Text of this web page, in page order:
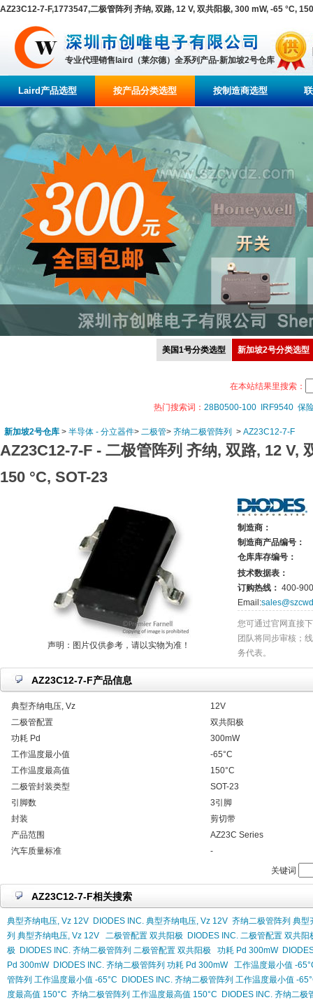
AZ23C12-7-F,1773547,二极管阵列 齐纳, 双路, 12 V, 双共阳极, 300 mW, -65 °C,
专业代理销售laird（莱尔德）全系列产品-新加坡2号仓库
Laird产品选型 按产品分类选型 按制造商选型
美国1号分类选型 新加坡2号分类选型
在本站结果里搜索：
热门搜索词： 28B0500-100 IRF9540 保
新加坡2号仓库 > 半导体 - 分立器件> 二极管> 齐纳二极管阵列 > AZ23C12-7-F
AZ23C12-7-F - 二极管阵列 齐纳, 双路, 12 V,
150 °C, SOT-23
声明：图片仅供参考，请以实物为准！
制造商：
制造商产品编号：
仓库库存编号：
技术数据表：
订购热线： 400-
Email:
您可通过官网直接
团队将同步审核；
务代表。
AZ23C12-7-F产品信息
典型齐纳电压, Vz
12V
二极管配置
双共阳极
功耗 Pd
300mW
工作温度最小值
-65°C
工作温度最高值
150°C
二极管封装类型
SOT-23
引脚数
3引脚
封装
剪切带
产品范围
AZ23C Series
汽车质量标准
-
关键词
AZ23C12-7-F相关搜索
典型齐纳电压, Vz 12V DIODES INC. 典型齐纳电压, Vz 12V 齐纳二极管阵列 典型
列 典型齐纳电压, Vz 12V
二极管配置 双共阳极
DIODES INC. 二极管配置 双共阳
极
DIODES INC. 齐纳二极管阵列 二极管配置 双共阳极 功耗 Pd 300mW
Pd 300mW DIODES INC. 齐纳二极管阵列 功耗 Pd 300mW
工作温度最小值 -
管阵列 工作温度最小值 -65°C
DIODES INC. 齐纳二极管阵列 工作温度最小值 -
度最高值 150°C 齐纳二极管阵列 工作温度最高值 150°C
DIODES INC. 齐纳二极